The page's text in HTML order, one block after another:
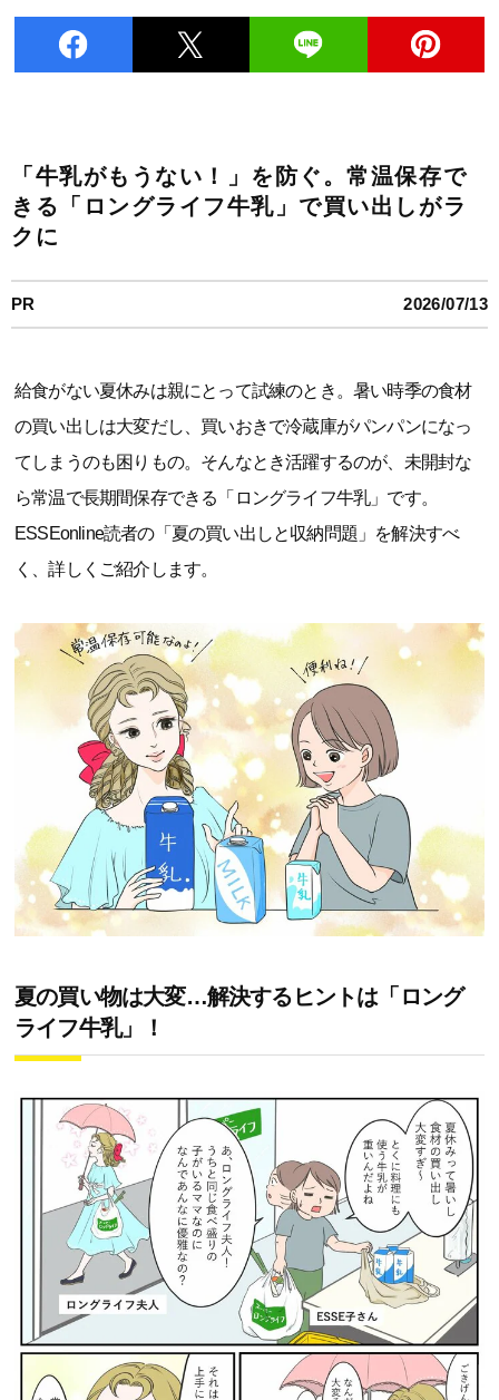
「牛乳がもうない！」を防ぐ。常温保存で
きる「ロングライフ牛乳」で買い出しがラ
クに
PR 2026/07/13
給食がない夏休みは親にとって試練のとき。暑い時季の食材
の買い出しは大変だし、買いおきで冷蔵庫がパンパンになっ
てしまうのも困りもの。そんなとき活躍するのが、未開封な
ら常温で長期間保存できる「ロングライフ牛乳」です。
ESSEonline読者の「夏の買い出しと収納問題」を解決すべ
く、詳しくご紹介します。
夏の買い物は大変…解決するヒントは「ロング
ライフ牛乳」！